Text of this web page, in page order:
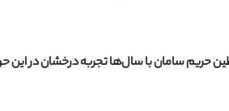
سامان با سال‌ها تجربه درخشان در این